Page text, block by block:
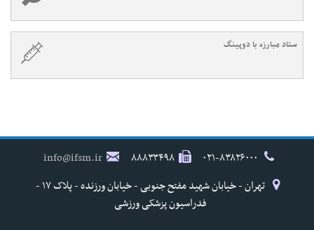
ستاد مبارزه با دوپینگ
۸۸۸۳۳۴۹۸
info@ifsm.ir
تهران - خیابان شهید مفتح جنوبی - خیابان ورزنده - پلاک ۱۷ -
فدراسیون پزشکی ورزشی